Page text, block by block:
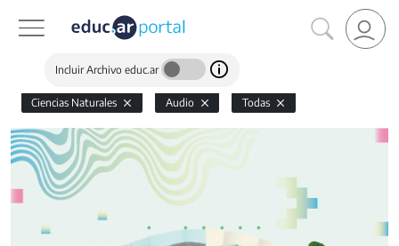
Incluir Archivo educ.ar
Ciencias Naturales Audio Todas